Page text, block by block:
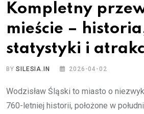
Kompletny
mieście –
statystyki i
BYSILESIA.IN 2026-04-02
Wodzisław Śląski to miasto o
760-letniej historii, położone w